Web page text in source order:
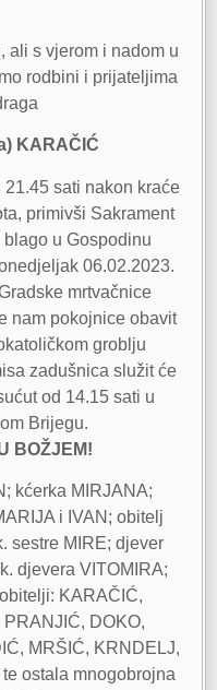
ali s vjerom i nadom u
rodbini i prijateljima
KARAČIĆ
sati nakon kraće
primivši Sakrament
u Gospodinu
06.02.2023.
mrtvačnice
nam pokojnice obavit
groblju
zadušnica služit će
od 14.15 sati u
Brijegu.
BOŽJEM!
kćerka MIRJANA;
i IVAN; obitelj
sestre MIRE; djever
djevera VITOMIRA;
KARAČIĆ,
DOKO,
MRŠIĆ, KRNDELJ,
ostala mnogobrojna